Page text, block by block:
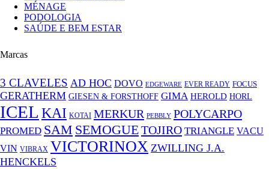
MÉNAGE
PODOLOGIA
SAÚDE E BEM ESTAR
Marcas
3 CLAVELES AD HOC DOVO EDGEWARE EVER READY FOCUS
GERATHERM GIESEN & FORSTHOFF GIMA HEROLD HORL
ICEL KAI KOTAI MERKUR PEBBLY POLYCARPO
PROMED SAM SEMOGUETOJIRO TRIANGLE VACU
VIN VIBRAX VICTORINOX ZWILLING J.A.
HENCKELS